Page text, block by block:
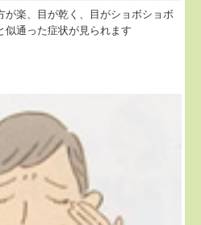
が楽、目が乾く、目がショボショボ
似通った症状が見られます